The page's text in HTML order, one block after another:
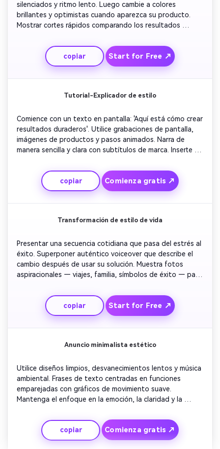
silenciados y ritmo lento. Luego cambie a colores
brillantes y optimistas cuando aparezca su producto.
Mostrar cortes rápidos comparando los resultados
enfatizar el tiempo ahorrado, el crecimiento o la mejora.
Terminar con una breve cita de testimonio y una fuerte
visualización de CTA.
copiar Start for Free ↗
Tutorial-Explicador de estilo
Comience con un texto en pantalla: 'Aquí está cómo crear
resultados duraderos'. Utilice grabaciones de pantalla,
imágenes de productos y pasos animados. Narra de
manera sencilla y clara con subtítulos de marca. Inserte
con imágenes motivadoras y una línea directa 'Pruébalo
ahora' en la pantalla.
copiar Comienza gratis ↗
Transformación de estilo de vida
Presentar una secuencia cotidiana que pasa del estrés al
éxito. Superponer auténtico voiceover que describe el
cambio después de usar su solución. Muestra fotos
aspiracionales — viajes, familia, símbolos de éxito — para
optimista. Concluye con una animación de logotipo
segura que deja una impresión duradera.
copiar Start for Free ↗
Anuncio minimalista estético
Utilice diseños limpios, desvanecimientos lentos y música
ambiental. Frases de texto centradas en funciones
emparejadas con gráficos de movimiento suave.
Mantenga el enfoque en la emoción, la claridad y la
sutiles de la vida real para fundamentar el mensaje.
Termina con tu llamada a la acción apareciendo con un
desvanecimiento perfecto para fomentar los clics.
copiar Comienza gratis ↗